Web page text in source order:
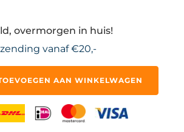
overmorgen in huis!
vanaf €20,-
AAN WINKELWAGEN